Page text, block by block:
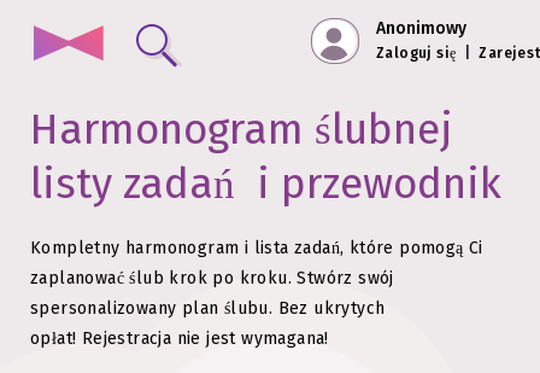
Anonimowy
Zaloguj się
Harmonogram ślubnej
listy zadań i przewodnik
Kompletny harmonogram i lista zadań, które pomogą Ci
zaplanować ślub krok po kroku. Stwórz swój
spersonalizowany plan ślubu. Bez ukrytych
opłat! Rejestracja nie jest wymagana!